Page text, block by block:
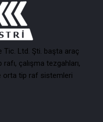
Tic. Ltd. Şti. başta araç
çalışma tezgahları,
orta tip raf sistemleri